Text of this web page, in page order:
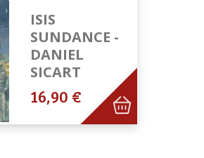
ISIS
SUNDANCE -
DANIEL
SICART
16,90 €